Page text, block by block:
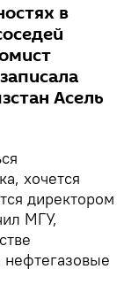
в
Асель
хочется
директором
МГУ,
нефтегазовые